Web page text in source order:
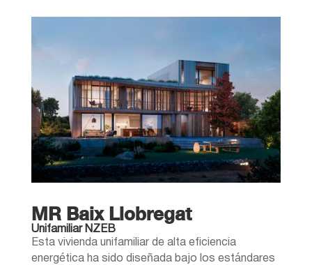
MR Baix Llobregat
Unifamiliar NZEB
Esta vivienda unifamiliar de alta eficiencia
energética ha sido diseñada bajo los estándares